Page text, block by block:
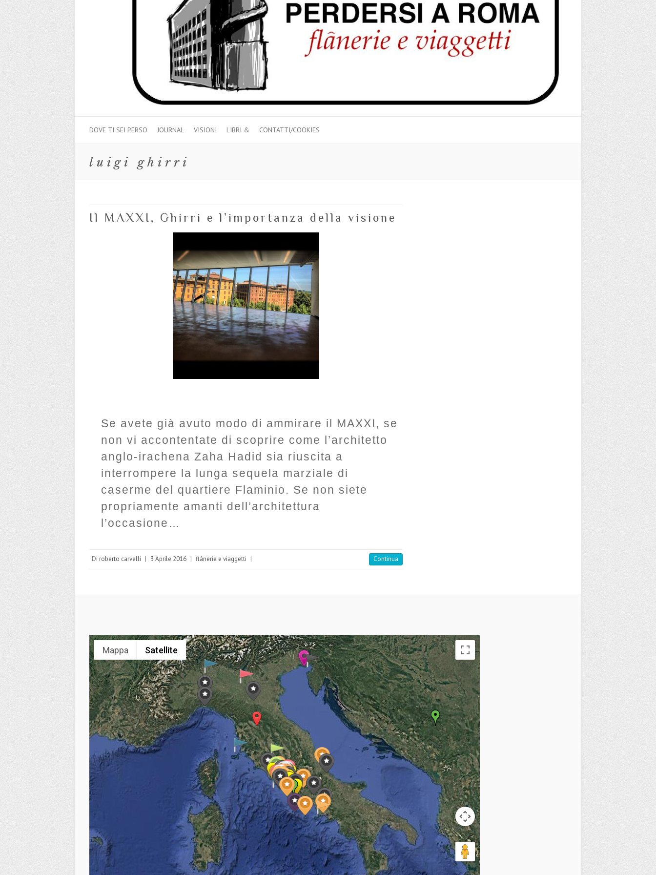
DOVE TI SEI PERSO JOURNAL VISIONI LIBRI & CONTATTI/COOKIES
luigi ghirri
Il MAXXI, Ghirri e l’importanza della visione
Se avete già avuto modo di ammirare il MAXXI, se
non vi accontentate di scoprire come l’architetto
anglo-irachena Zaha Hadid sia riuscita a
interrompere la lunga sequela marziale di
caserme del quartiere Flaminio. Se non siete
propriamente amanti dell’architettura
l’occasione…
Di roberto carvelli | 3 Aprile 2016 | flânerie e viaggetti | Continua
Mappa Satellite